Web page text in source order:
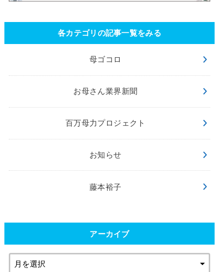
各カテゴリの記事一覧をみる
母ゴコロ
お母さん業界新聞
百万母力プロジェクト
お知らせ
藤本裕子
アーカイブ